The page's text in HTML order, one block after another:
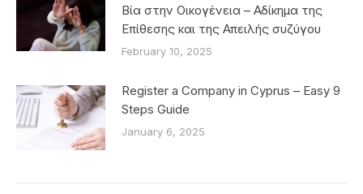
Βία στην Οικογένεια – Αδίκημα της
Επίθεσης και της Απειλής συζύγου
February 10, 2025
Register a Company in Cyprus – Easy 9
Steps Guide
January 6, 2025